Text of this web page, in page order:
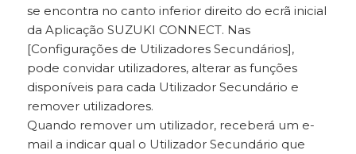
se encontra no canto inferior direito do ecrã inicial
da Aplicação SUZUKI CONNECT. Nas
[Configurações de Utilizadores Secundários],
pode convidar utilizadores, alterar as funções
disponíveis para cada Utilizador Secundário e
remover utilizadores.
Quando remover um utilizador, receberá um e-
mail a indicar qual o Utilizador Secundário que